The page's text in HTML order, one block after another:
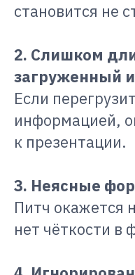
становится не
2. Слишком
загруженный
Если
информацией,
к презентации.
3. Неясные
Питч окажется
нет чёткости в